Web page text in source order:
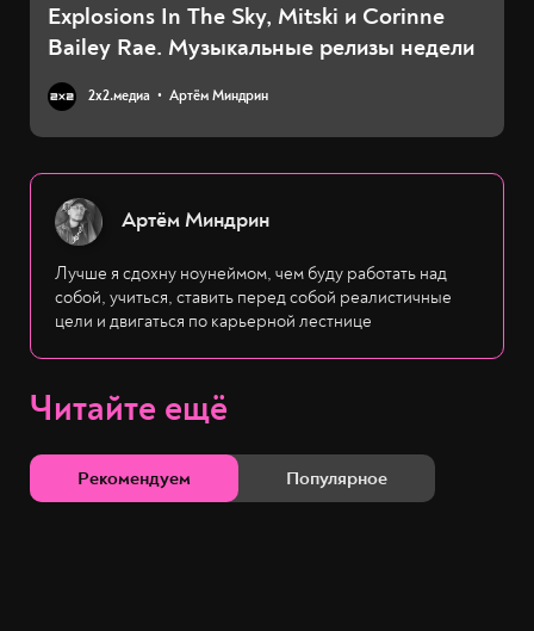
Explosions In The Sky, Mitski и Corinne
Bailey Rae. Музыкальные релизы недели
2х2.медиа Артём Миндрин
Артём Миндрин
Лучше я сдохну ноунеймом, чем буду работать над
собой, учиться, ставить перед собой реалистичные
цели и двигаться по карьерной лестнице
Читайте ещё
Рекомендуем Популярное